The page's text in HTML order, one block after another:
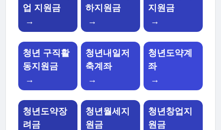
업 지원금
→
하지원금
→
지원금
→
청년 구직활
동지원금
→
청년내일저
축계좌
→
청년도약계
좌
→
청년도약장
려금
청년월세지
원금
청년창업지
원금